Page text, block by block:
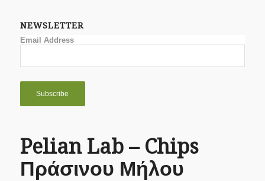
NEWSLETTER
Email Address
Pelian Lab – Chips
Πράσινου Μήλου